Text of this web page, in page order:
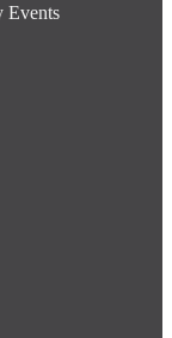
Events